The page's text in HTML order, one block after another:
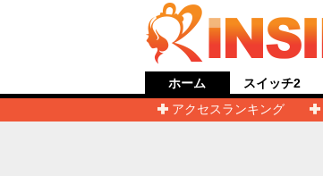
ホーム
アクセスランキング
スイッチ2